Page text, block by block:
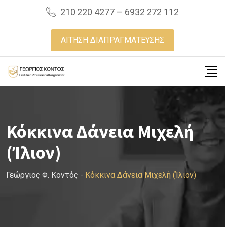
210 220 4277 – 6932 272 112
ΑΙΤΗΣΗ ΔΙΑΠΡΑΓΜΑΤΕΥΣΗΣ
Κόκκινα Δάνεια Μιχελή
(Ίλιον)
Γεώργιος Φ. Κοντός - Κόκκινα Δάνεια Μιχελή (Ίλιον)